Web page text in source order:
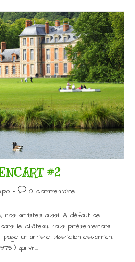
#2
Commentaires
publication :
0 commentaire
nos artistes aussi. A défaut de
le château, nous présenterons
un artiste plasticien essonnien.
qui vit…